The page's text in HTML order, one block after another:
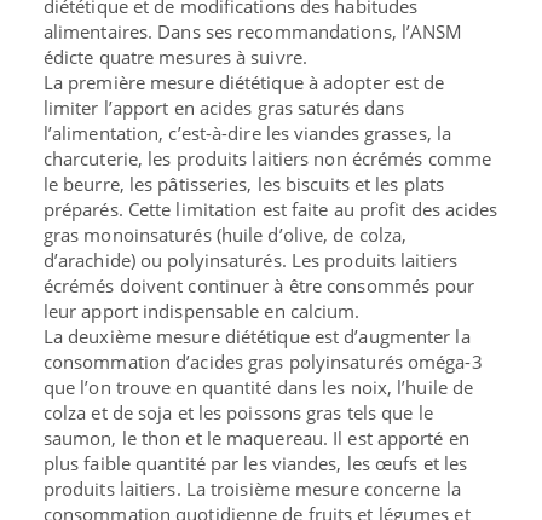
diététique et de modifications des habitudes
alimentaires. Dans ses recommandations, l’ANSM
édicte quatre mesures à suivre.
La première mesure diététique à adopter est de
limiter l’apport en acides gras saturés dans
l’alimentation, c’est-à-dire les viandes grasses, la
charcuterie, les produits laitiers non écrémés comme
le beurre, les pâtisseries, les biscuits et les plats
préparés. Cette limitation est faite au profit des acides
gras monoinsaturés (huile d’olive, de colza,
d’arachide) ou polyinsaturés. Les produits laitiers
écrémés doivent continuer à être consommés pour
leur apport indispensable en calcium.
La deuxième mesure diététique est d’augmenter la
consommation d’acides gras polyinsaturés oméga-3
que l’on trouve en quantité dans les noix, l’huile de
colza et de soja et les poissons gras tels que le
saumon, le thon et le maquereau. Il est apporté en
plus faible quantité par les viandes, les œufs et les
produits laitiers. La troisième mesure concerne la
consommation quotidienne de fruits et légumes et